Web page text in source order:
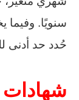
سنويًا. وفيما
حُدد حد أدنى للعائد
شهادات